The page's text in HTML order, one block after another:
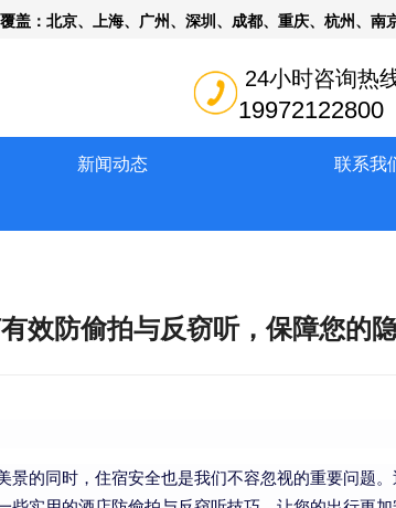
24小时咨询热
盖：北京、上海、广州、深圳、成都、重庆、杭州、南
新闻动态 联系我
效防偷拍与反窃听，保障您的
的同时，住宿安全也是我们不容忽视的重要问题